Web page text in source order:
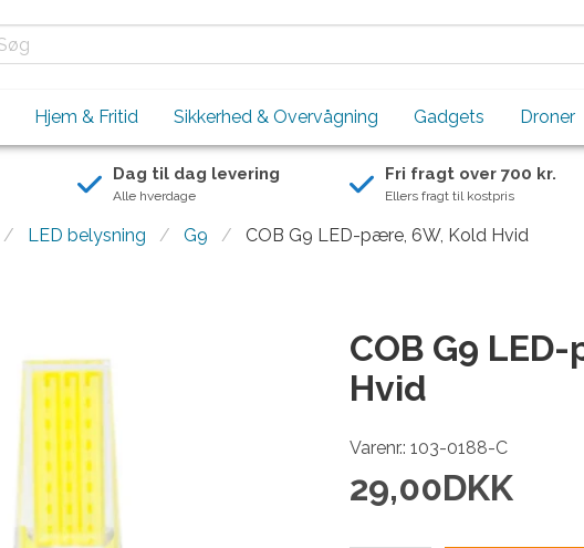
Hjem & Fritid Sikkerhed & Overvågning Gadgets Droner
Dag til dag levering
Alle hverdage
Fri fragt over 700 kr.
Ellers fragt til kostpris
LED belysning G9 COB G9 LED-pære, 6W, Kold Hvid
COB G9
Hvid
Varenr.: 103-0188-C
29,00DKK